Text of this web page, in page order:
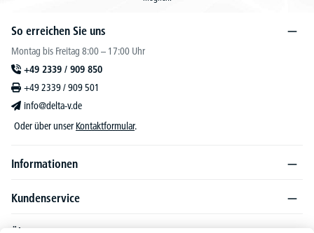
So erreichen Sie uns
Montag bis Freitag 8:00 – 17:00 Uhr
+49 2339 / 909 850
+49 2339 / 909 501
info@delta-v.de
Oder über unser Kontaktformular.
Informationen
Kundenservice